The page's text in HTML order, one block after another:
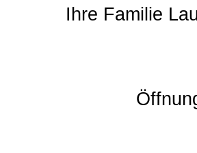
Ihre Familie